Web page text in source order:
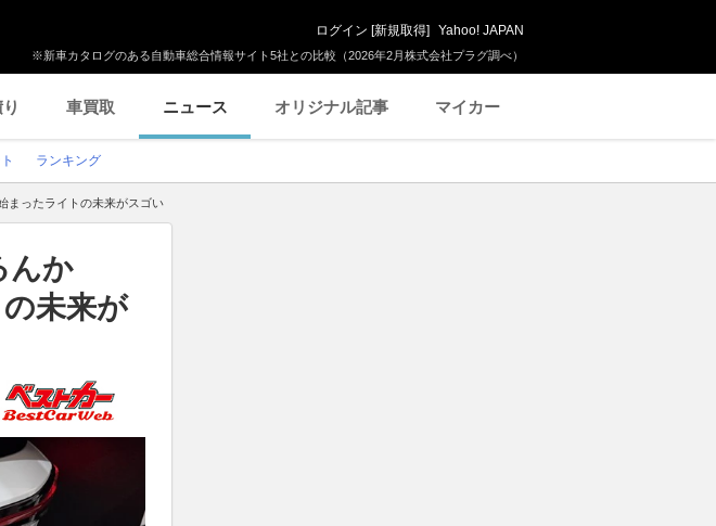
※新車カタログのある自動車総合情報サイト5社との比較（2026年2月株式会社プラグ調べ）
ログイン [新規取得] Yahoo! JAPAN
車買取 ニュース オリジナル記事 マイカー
ランキング
まったライトの未来がスゴい
んか
未来が